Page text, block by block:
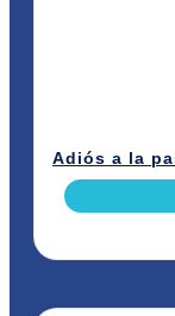
Adiós a la